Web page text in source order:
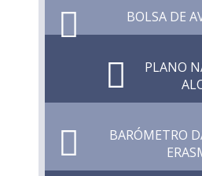
BOLSA DE
PLANO
BARÓMETRO